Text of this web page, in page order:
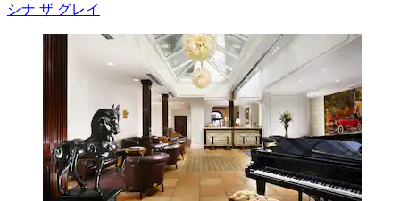
シナ ザ グレイ